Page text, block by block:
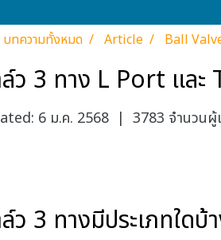
บทความทั้งหมด Article Ball
ว 3 ทาง L Port แล
6 ม.ค. 2568 | 3783 จำนวนผู้
ว 3 ทางมีประเภทใดบ้